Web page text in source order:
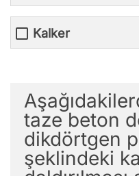
Kalker
taze beton
dikdörtgen
şeklindeki